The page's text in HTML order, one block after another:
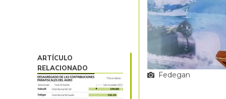
Fedegan
ARTÍCULO
RELACIONADO